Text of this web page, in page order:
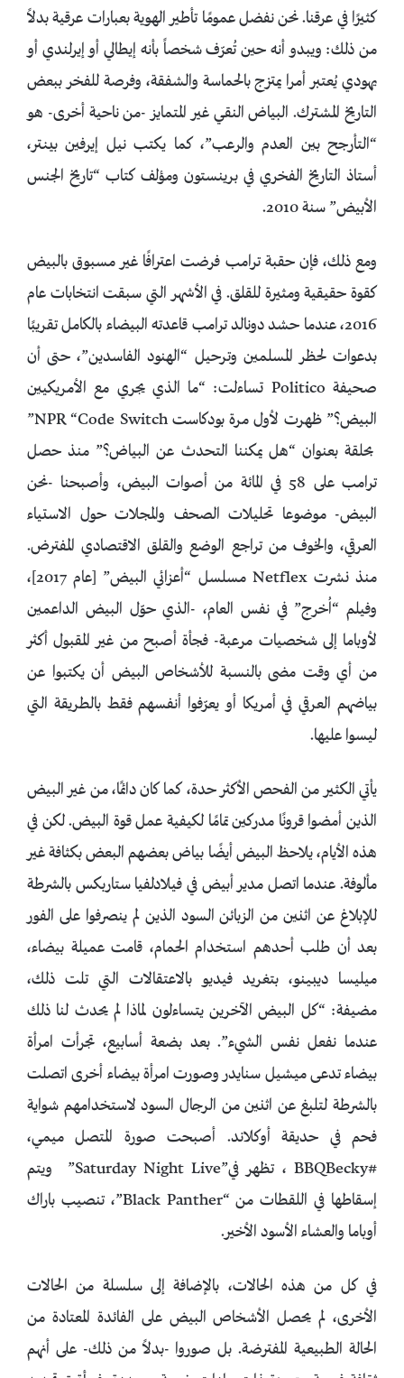
كثيرًا في عرقنا. نحن نفضل عمومًا تأطير الهوية بعبارات عرقية بدلاً
من ذلك: ويبدو أنه حين تُعرّف شخصاً بأنه إيطالي أو إيرلندي أو
يهودي يُعتبر أمرا يمتزج بالحماسة والشفقة، وفرصة للفخر ببعض
التاريخ المشترك. البياض النقي غير المتمايز -من ناحية أخرى- هو
“التأرجح بين العدم والرعب”، كما يكتب نيل إيرفين بينتر،
أستاذ التاريخ الفخري في برينستون ومؤلف كتاب “تاريخ الجنس
الأبيض” سنة 2010.
ومع ذلك، فإن حقبة ترامب فرضت اعترافًا غير مسبوق بالبيض
كقوة حقيقية ومثيرة للقلق. في الأشهر التي سبقت انتخابات عام
2016، عندما حشد دونالد ترامب قاعدته البيضاء بالكامل تقريبًا
بدعوات لحظر المسلمين وترحيل “الهنود الفاسدين”، حتى أن
صحيفة Politico تساءلت: “ما الذي يجري مع الأمريكيين
البيض؟” ظهرت لأول مرة بودكاست NPR “Code Switch”
بحلقة بعنوان “هل يمكننا التحدث عن البياض؟” منذ حصل
ترامب على 58 في المائة من أصوات البيض، وأصبحنا -نحن
البيض- موضوعا تحليلات الصحف والمجلات حول الاستياء
العرقي، والخوف من تراجع الوضع والقلق الاقتصادي المفترض.
منذ نشرت Netflex مسلسل “أعزائي البيض” [عام 2017]،
وفيلم “اُخرج” في نفس العام، -الذي حوّل البيض الداعمين
لأوباما إلى شخصيات مرعبة- فجأة أصبح من غير المقبول أكثر
من أي وقت مضى بالنسبة للأشخاص البيض أن يكتبوا عن
بياضهم العرقي في أمريكا أو يعرّفوا أنفسهم فقط بالطريقة التي
ليسوا عليها.
يأتي الكثير من الفحص الأكثر حدة، كما كان دائمًا، من غير البيض
الذين أمضوا قرونًا مدركين تمامًا لكيفية عمل قوة البيض. لكن في
هذه الأيام، يلاحظ البيض أيضًا بياض بعضهم البعض بكثافة غير
مألوفة. عندما اتصل مدير أبيض في فيلادلفيا ستاربكس بالشرطة
للإبلاغ عن اثنين من الزبائن السود الذين لم ينصرفوا على الفور
بعد أن طلب أحدهم استخدام الحمام، قامت عميلة بيضاء،
ميليسا ديبينو، بتغريد فيديو بالاعتقالات التي تلت ذلك،
مضيفة: “كل البيض الآخرين يتساءلون لماذا لم يحدث لنا ذلك
عندما نفعل نفس الشيء”. بعد بضعة أسابيع، تجرأت امرأة
بيضاء تدعى ميشيل سنايدر وصورت امرأة بيضاء أخرى اتصلت
بالشرطة لتلبغ عن اثنين من الرجال السود لاستخدامهم شواية
فحم في حديقة أوكلاند. أصبحت صورة المتصل ميمي،
#BBQBecky ، تظهر في”Saturday Night Live” ويتم
إسقاطها في اللقطات من “Black Panther”، تنصيب باراك
أوباما والعشاء الأسود الأخير.
في كل من هذه الحالات، بالإضافة إلى سلسلة من الحالات
الأخرى، لم يحصل الأشخاص البيض على الفائدة المعتادة من
الحالة الطبيعية المفترضة. بل صوروا -بدلاً من ذلك- على أنهم